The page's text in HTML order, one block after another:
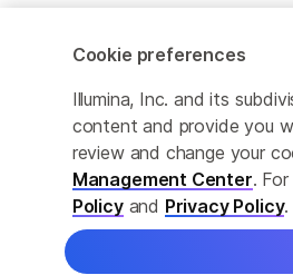
Cookie preferences
Illumina, Inc. and its
content and provide you
review and change your
Management Center.
Policyand Privacy Policy.